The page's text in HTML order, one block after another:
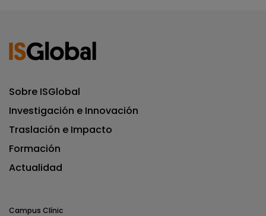
Sobre ISGlobal
Investigación e Innovación
Traslación e Impacto
Formación
Actualidad
Campus Clínic